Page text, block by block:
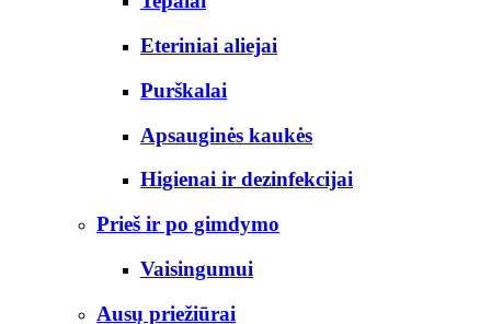
Eteriniai aliejai
Purškalai
Apsauginės kaukės
Higienai ir dezinfekcijai
Prieš ir po gimdymo
Vaisingumui
Ausų priežiūrai